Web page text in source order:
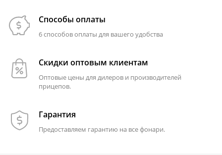
Способы оплаты
6 способов оплаты для вашего удобства
Скидки оптовым клиентам
Оптовые цены для дилеров и производителей
прицепов.
Гарантия
Предоставляем гарантию на все фонари.